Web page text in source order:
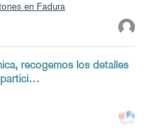
en Fadura
recogemos los detalles
partici…